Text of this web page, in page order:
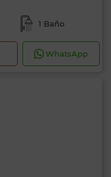
1 Baño
WhatsApp